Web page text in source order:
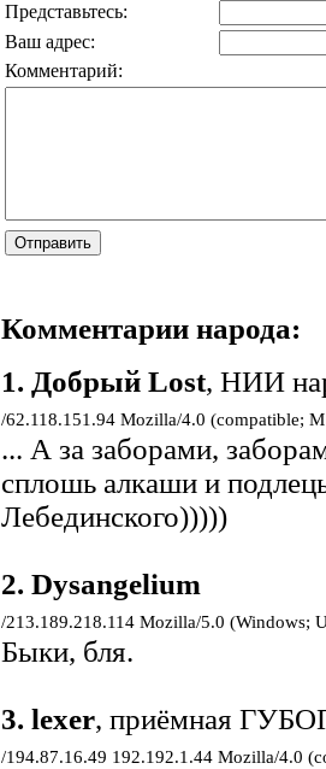
Представьтесь:
Ваш адрес:
Комментарий:
Комментарии народа:
1. Добрый Lost, НИИ
/62.118.151.94 Mozilla/4.0 (compatible;
... А за заборами,
сплошь алкаши и
Лебединского)))))
2. Dysangelium
/213.189.218.114 Mozilla/5.0 (Windows;
Быки, бля.
3. lexer, приёмная
/194.87.16.49 192.192.1.44 Mozilla/4.0